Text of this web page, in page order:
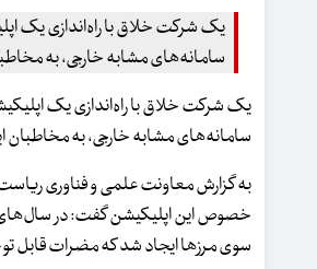
یک شرکت خلاق با راه‌اندازی یک
سامانه‌های مشابه خارجی، به
یک شرکت خلاق با راه‌اندازی یک
سامانه‌های مشابه خارجی، به مخاطبان
به گزارش معاونت علمی و فناوری
خصوص این اپلیکیشن گفت: در
سوی مرزها ایجاد شد که مضرات قابل